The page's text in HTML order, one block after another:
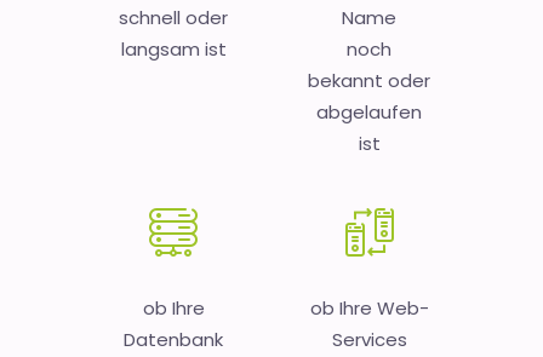
schnell oder
langsam ist
Name
noch
bekannt oder
abgelaufen
ist
ob Ihre
Datenbank
ob Ihre Web-
Services